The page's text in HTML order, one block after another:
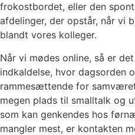
frokostbordet, eller den
afdelinger, der opstår, når vi
blandt vores kolleger.
Når vi mødes online, så er
indkaldelse, hvor dagsorden
rammesættende for
megen plads til smalltalk og
som kan genkendes hos
mangler mest, er kontakten